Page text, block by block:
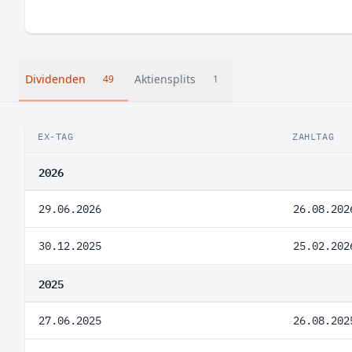
Dividenden 49 Aktiensplits 1
EX-TAG ZAHLTAG
2026
29.06.2026
30.12.2025
2025
27.06.2025